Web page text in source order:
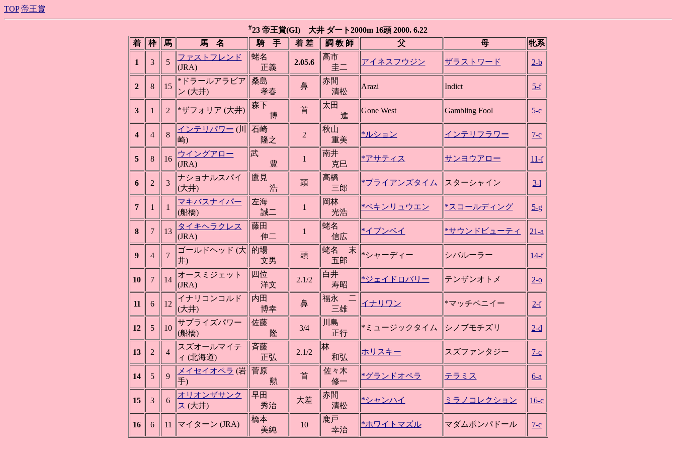
TOP 帝王賞
#23 帝王賞(GI) 大井 ダート2000m 16頭 2000. 6.22
着
枠 馬 馬 名 騎 手 着 差 調 教 師 父 母 牝系
1 3 5
ファストフレンド
(JRA)
蛯名
正義
2.05.6
高市
圭二
アイネスフウジン ザラストワード 2-b
2 8 15
*ドラールアラビア
ン (大井)
桑島
孝春
鼻
赤間
清松
Arazi Indict 5-f
3 1 2 *ザフォリア (大井)
森下
博
首
太田
進
Gone West Gambling Fool 5-c
4 4 8
インテリパワー (川
崎)
石崎
隆之
2
秋山
重美
*ルション インテリフラワー 7-c
5 8 16
ウイングアロー
(JRA)
武
豊
1
南井
克巳
*アサティス サンヨウアロー 11-f
6 2 3
ナショナルスパイ
(大井)
鷹見
浩
頭
高橋
三郎
*ブライアンズタイム スターシャイン 3-l
7 1 1
マキバスナイパー
(船橋)
左海
誠二
1
岡林
光浩
*ペキンリュウエン *スコールディング 5-g
8 7 13
タイキヘラクレス
(JRA)
藤田
伸二
1
蛯名
信広
*イブンベイ *サウンドビューティ 21-a
9 4 7
ゴールドヘッド (大
井)
的場
文男
頭
蛯名 末
五郎
*シャーディー シバルーラー 14-f
10 7 14
オースミジェット
(JRA)
四位
洋文
2.1/2
白井
寿昭
*ジェイドロバリー テンザンオトメ 2-o
11 6 12
イナリコンコルド
(大井)
内田
博幸
鼻
福永 二
三雄
イナリワン *マッチペニイー 2-f
12 5 10
サプライズパワー
(船橋)
佐藤
隆
3/4
川島
正行
*ミュージックタイム シノブモチズリ 2-d
13 2 4
スズオールマイテ
ィ (北海道)
斉藤
正弘
2.1/2
林
和弘
ホリスキー スズファンタジー 7-c
14 5 9
メイセイオペラ (岩
手)
菅原
勲
首
佐々木
修一
*グランドオペラ テラミス 6-a
15 3 6
オリオンザサンク
ス (大井)
早田
秀治
大差
赤間
清松
*シャンハイ ミラノコレクション 16-c
16 6 11 マイターン (JRA)
橋本
美純
10
鹿戸
幸治
*ホワイトマズル マダムポンパドール 7-c